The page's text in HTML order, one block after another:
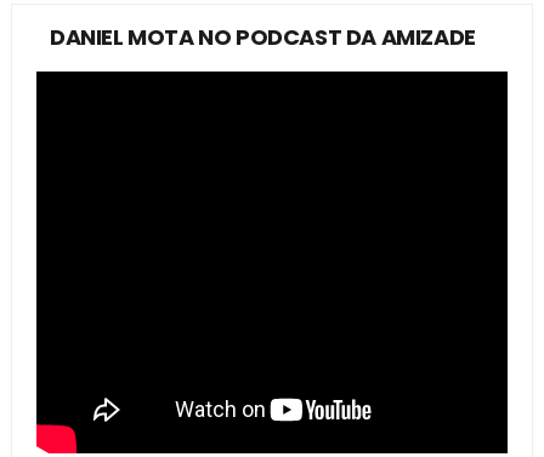
DANIEL MOTA NO PODCAST DA AMIZADE